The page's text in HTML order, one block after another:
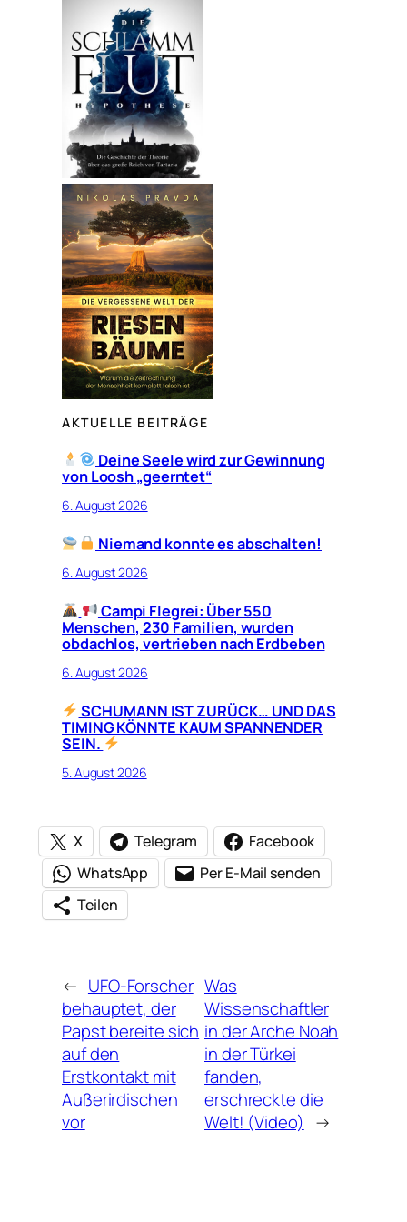
AKTUELLE BEITRÄGE
Deine Seele wird zur Gewinnung
von Loosh „geerntet“
6. August 2026
Niemand konnte es abschalten!
6. August 2026
Campi Flegrei: Über 550
Menschen, 230 Familien, wurden
obdachlos, vertrieben nach Erdbeben
6. August 2026
SCHUMANN IST ZURÜCK… UND DAS
TIMING KÖNNTE KAUM SPANNENDER
SEIN.
5. August 2026
X Telegram
Facebook
WhatsApp
Per E-Mail senden
Teilen
← UFO-Forscher
behauptet, der
Papst bereite sich
auf den
Erstkontakt mit
Außerirdischen
vor
Was
Wissenschaftler
in der Arche Noah
in der Türkei
fanden,
erschreckte die
Welt! (Video) →